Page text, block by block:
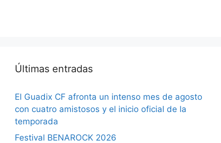
Últimas entradas
El Guadix CF afronta un intenso mes de agosto
con cuatro amistosos y el inicio oficial de la
temporada
Festival BENAROCK 2026